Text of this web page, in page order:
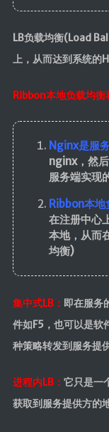
LB负载均衡(Load
上，从而达到系统的
Ribbon本地负载均
Nginx是服
nginx，然
服务端实现
Ribbon本地
在注册中心
本地，从而
均衡)
集中式LB： 即在服务
件如F5，也可以是软
种策略转发到服务提
进程内LB： 它只是一
获取到服务提供方的
Dubbo
Redis
Mysql
部署
Nginx
分布式
Minio